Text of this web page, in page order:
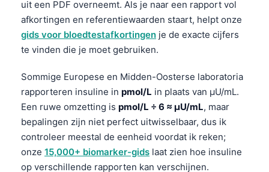
uit een PDF overneemt. Als je naar een rapport vol
afkortingen en referentiewaarden staart, helpt onze
gids voor bloedtestafkortingen je de exacte cijfers
te vinden die je moet gebruiken.
Sommige Europese en Midden-Oosterse laboratoria
rapporteren insuline in pmol/L in plaats van µU/mL.
Een ruwe omzetting is pmol/L ÷ 6 ≈ µU/mL, maar
bepalingen zijn niet perfect uitwisselbaar, dus ik
controleer meestal de eenheid voordat ik reken;
onze 15,000+ biomarker-gids laat zien hoe insuline
op verschillende rapporten kan verschijnen.